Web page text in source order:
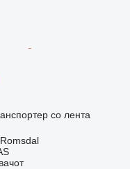
со лента